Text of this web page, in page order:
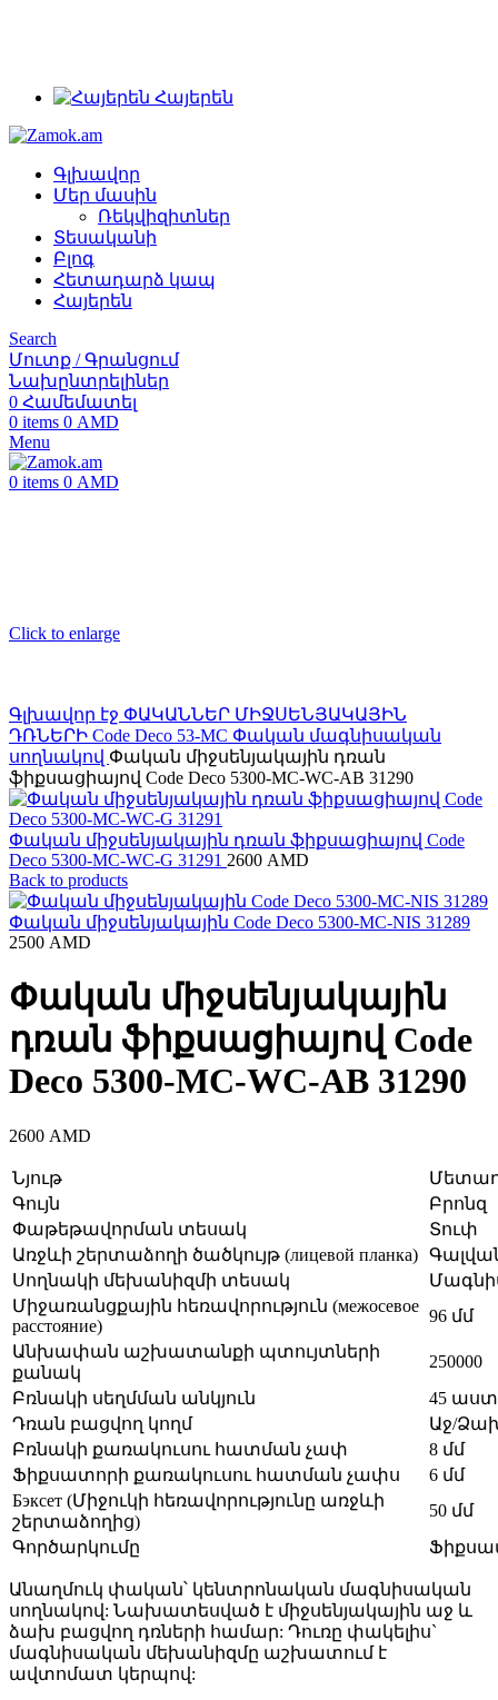
Հայերեն
Գլխավոր
Մեր մասին
Ռեկվիզիտներ
Տեսականի
Բլոգ
Հետադարձ կապ
Հայերեն
Search
Մուտք / Գրանցում
Նախընտրելիներ
0 Համեմատել
0 items 0 AMD
Menu
0 items 0 AMD
Click to enlarge
Գլխավոր էջ ՓԱԿԱՆՆԵՐ ՄԻՋՍԵՆՅԱԿԱՅԻՆ
ԴՌՆԵՐԻ Code Deco 53-MC Փական մագնիսական
սողնակով Փական միջսենյակային դռան
ֆիքսացիայով Code Deco 5300-MC-WC-AB 31290
Փական միջսենյակային դռան ֆիքսացիայով Code
Deco 5300-MC-WC-G 31291 2600 AMD
Back to products
Փական միջսենյակային Code Deco 5300-MC-NIS 31289
2500 AMD
Փական միջսենյակային
դռան ֆիքսացիայով Code
Deco 5300-MC-WC-AB 31290
2600 AMD
Նյութ
Գույն
Բրոնզ
Փաթեթավորման տեսակ
Տուփ
Առջևի շերտաձողի ծածկույթ (лицевой планка)
Սողնակի մեխանիզմի տեսակ
Միջառանցքային հեռավորություն (межосевое
расстояние)
96 մմ
Անխափան աշխատանքի պտույտների
քանակ
250000
Բռնակի սեղմման անկյուն
45
Դռան բացվող կողմ
Աջ/
Բռնակի քառակուսու հատման չափ
8 մմ
Ֆիքսատորի քառակուսու հատման չափս
6 մմ
Бэксет (Միջուկի հեռավորությունը առջևի
շերտաձողից)
50 մմ
Գործարկումը
Անաղմուկ փական՝ կենտրոնական մագնիսական
սողնակով: Նախատեսված է միջսենյակային աջ և
ձախ բացվող դռների համար: Դուռը փակելիս`
մագնիսական մեխանիզմը աշխատում է
ավտոմատ կերպով: